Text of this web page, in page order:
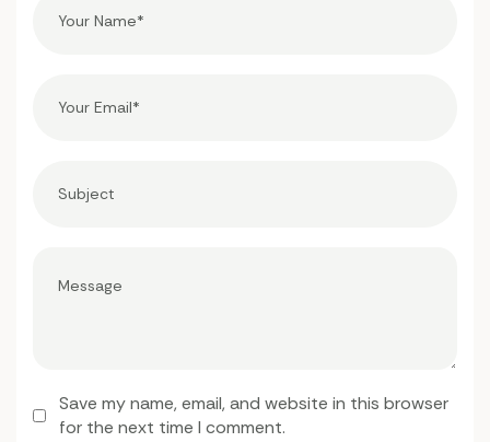
Save my name, email, and website in this browser
for the next time I comment.